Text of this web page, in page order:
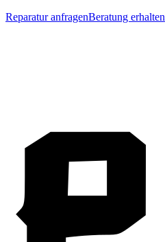
Reparatur anfragenBeratung erhalten